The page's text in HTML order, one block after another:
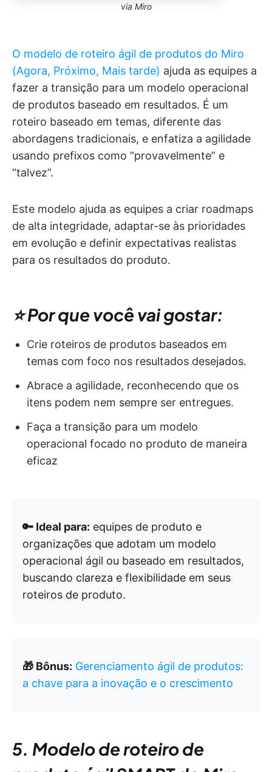
via Miro
O modelo de roteiro ágil de produtos do Miro
(Agora, Próximo, Mais tarde) ajuda as equipes a
fazer a transição para um modelo operacional
de produtos baseado em resultados. É um
roteiro baseado em temas, diferente das
abordagens tradicionais, e enfatiza a agilidade
usando prefixos como “provavelmente” e
“talvez”.
Este modelo ajuda as equipes a criar roadmaps
de alta integridade, adaptar-se às prioridades
em evolução e definir expectativas realistas
para os resultados do produto.
⭐ Por que você vai gostar:
Crie roteiros de produtos baseados em
temas com foco nos resultados desejados.
Abrace a agilidade, reconhecendo que os
itens podem nem sempre ser entregues.
Faça a transição para um modelo
operacional focado no produto de maneira
eficaz
🔑 Ideal para: equipes de produto e
organizações que adotam um modelo
operacional ágil ou baseado em resultados,
buscando clareza e flexibilidade em seus
roteiros de produto.
🎁 Bônus: Gerenciamento ágil de produtos:
a chave para a inovação e o crescimento
5. Modelo de roteiro de